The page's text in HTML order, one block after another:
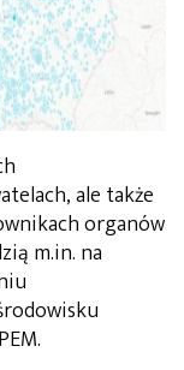
ale także
organów
m.in. na